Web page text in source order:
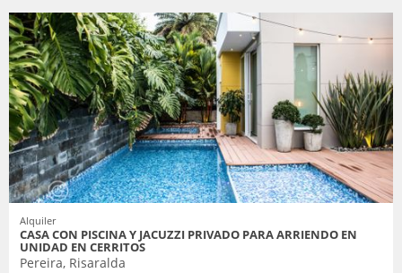
Alquiler
CASA CON PISCINA Y JACUZZI PRIVADO PARA ARRIENDO EN
UNIDAD EN CERRITOS
Pereira, Risaralda